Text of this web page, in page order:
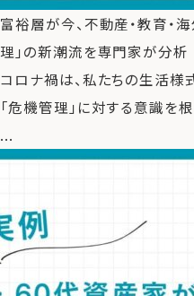
富裕層が今、不動産・教育・
理」の新潮流を専門家が分析
コロナ禍は、私たちの生活様
「危機管理」に対する意識を
...